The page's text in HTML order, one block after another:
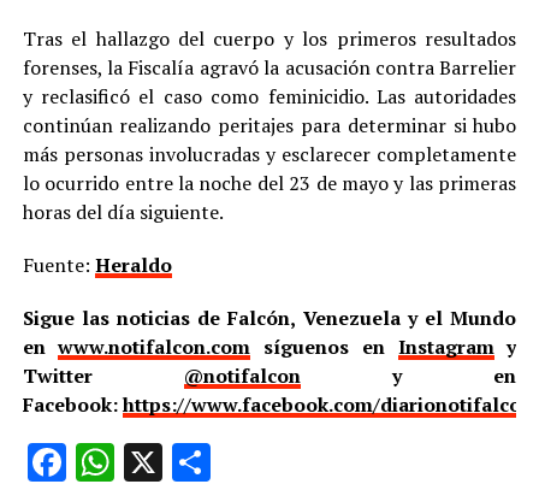
Tras el hallazgo del cuerpo y los primeros resultados
forenses, la Fiscalía agravó la acusación contra Barrelier
y reclasificó el caso como feminicidio. Las autoridades
continúan realizando peritajes para determinar si hubo
más personas involucradas y esclarecer completamente
lo ocurrido entre la noche del 23 de mayo y las primeras
horas del día siguiente.
Fuente: Heraldo
Sigue las noticias de Falcón, Venezuela y el Mundo
enwww.notifalcon.com síguenos en Instagramy
Twitter @notifalcony en
Facebook:https://www.facebook.com/
Facebook
WhatsApp
X Compartir